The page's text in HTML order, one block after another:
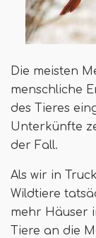
Die meisten
menschliche
des Tieres
Unterkünfte
der Fall.
Als wir in
Wildtiere
mehr Häuser
Tiere an die